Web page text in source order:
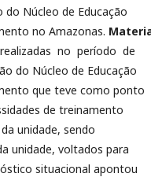
Núcleo de Educação
no Amazonas.
realizadas no período de
do Núcleo de Educação
que teve como ponto
de treinamento
unidade, sendo
unidade, voltados para
situacional apontou